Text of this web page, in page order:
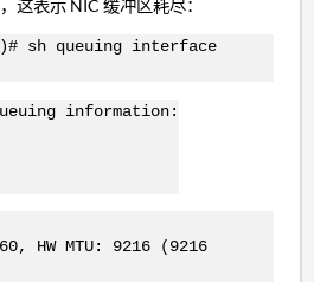
这表示 NIC 缓冲区耗尽：
sh queuing interface
information:
HW MTU: 9216 (9216